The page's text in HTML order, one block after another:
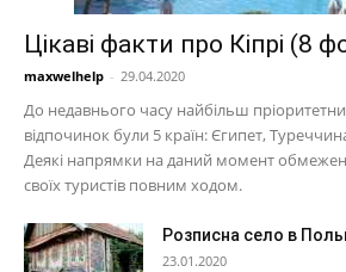
Цікаві факти про Кіпрі (8
maxwelhelp - 29.04.2020
До недавнього часу найбільш
відпочинок були 5 країн: Єгипет,
Деякі напрямки на даний момент
своїх туристів повним ходом.
Розписна село в
23.01.2020